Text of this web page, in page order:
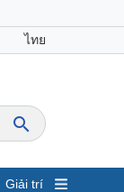
ไทย
Giải trí